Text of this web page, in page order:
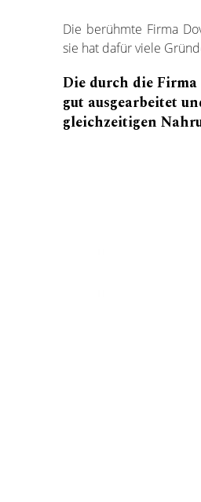
Die berühmte Firma
sie hat dafür viele
Die durch die
gut ausgearbeitet
gleichzeitigen